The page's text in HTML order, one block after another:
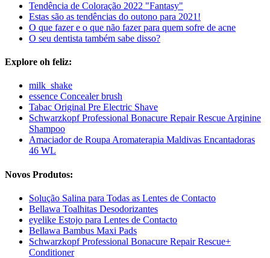
Tendência de Coloração 2022 "Fantasy"
Estas são as tendências do outono para 2021!
O que fazer e o que não fazer para quem sofre de acne
O seu dentista também sabe disso?
Explore oh feliz:
milk_shake
essence Concealer brush
Tabac Original Pre Electric Shave
Schwarzkopf Professional Bonacure Repair Rescue Arginine
Shampoo
Amaciador de Roupa Aromaterapia Maldivas Encantadoras
46 WL
Novos Produtos:
Solução Salina para Todas as Lentes de Contacto
Bellawa Toalhitas Desodorizantes
eyelike Estojo para Lentes de Contacto
Bellawa Bambus Maxi Pads
Schwarzkopf Professional Bonacure Repair Rescue+
Conditioner